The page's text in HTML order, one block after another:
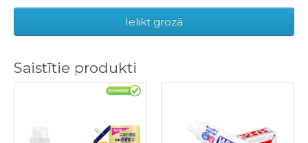
Ielikt grozā
Saistītie produkti